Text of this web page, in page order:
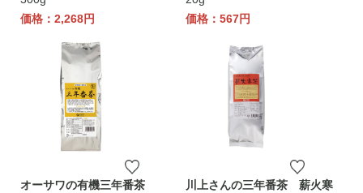
価格：2,268円
価格：567円
オーサワの有機三年番茶
川上さんの三年番茶 薪火寒